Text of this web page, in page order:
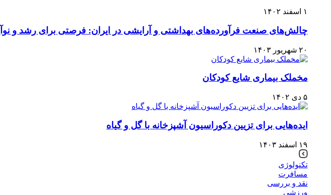
۱ اسفند ۱۴۰۲
چالش‌های صنعت فرآورده‌های بهداشتی و آرایشی در ایران: فرصتی برای رشد و
۲۰ شهریور ۱۴۰۳
مخملک بیماری شایع کودکان
۵ دی ۱۴۰۲
ایده‌هایی برای تزیین دکوراسیون آشپزخانه با گل و گیاه
۱۹ اسفند ۱۴۰۳
تکنولوژی
مسافرت
نقد و بررسی
ورزشی